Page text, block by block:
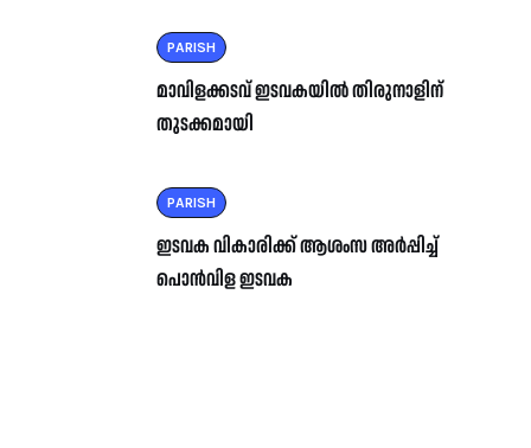
PARISH
മാവിളക്കടവ് ഇടവകയിൽ തിരുനാളിന്
തുടക്കമായി
PARISH
ഇടവക വികാരിക്ക് ആശംസ അർപ്പിച്ച്
പൊൻവിള ഇടവക